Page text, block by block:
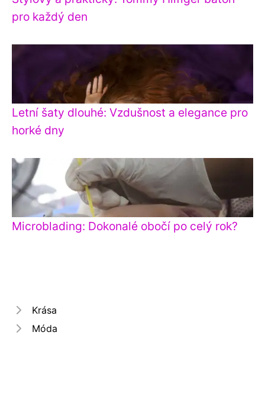
pro každý den
Letní šaty dlouhé: Vzdušnost a elegance pro
horké dny
Microblading: Dokonalé obočí po celý rok?
Krása
Móda